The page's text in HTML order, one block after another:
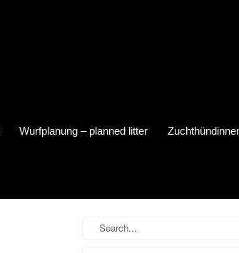
Wurfplanung – planned litter